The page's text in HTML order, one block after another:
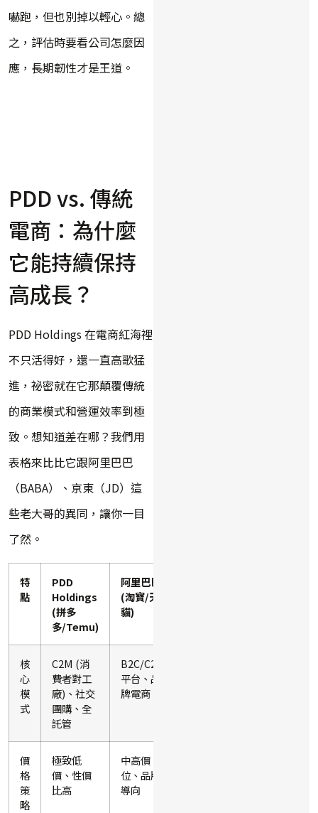
嚇跑，但也別掉以輕心。總
之，評估時要看公司怎麼因
應，長期韌性才是王道。
PDD vs. 傳統
電商：為什麼
它能持續保持
高成長？
PDD Holdings 在電商紅海裡
不只活得好，還一直高歌猛
進，祕密就在它那顛覆傳統
的商業模式和營運效率到極
致。想知道差在哪？我們用
表格來比比它跟阿里巴巴
（BABA）、京東（JD）這
些老大哥的異同，讓你一目
了然。
特
點
PDD
Holdings
(拼多
多/Temu)
阿里巴巴
(淘寶/天
貓)
核
心
模
式
C2M (消
費者對工
廠)、社交
團購、全
託管
B2C/C2C
平台、品
牌電商
價
格
策
略
極致低
價、性價
比高
中高價
位、品牌
導向